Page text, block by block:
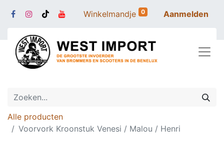
Winkelmandje 0 Aanmelden
Alle producten
Voorvork Kroonstuk Venesi / Malou / Henri